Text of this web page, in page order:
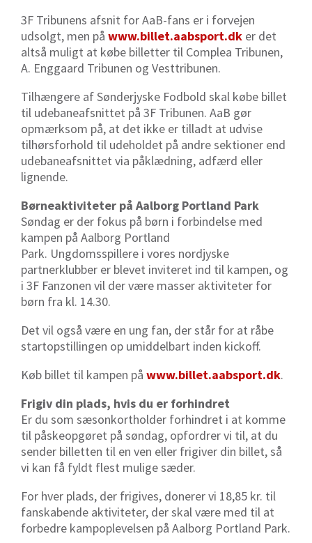
3F Tribunens afsnit for AaB-fans er i forvejen
udsolgt, men på www.billet.aabsport.dk er det
altså muligt at købe billetter til Complea Tribunen,
A. Enggaard Tribunen og Vesttribunen.
Tilhængere af Sønderjyske Fodbold skal købe billet
til udebaneafsnittet på 3F Tribunen. AaB gør
opmærksom på, at det ikke er tilladt at udvise
tilhørsforhold til udeholdet på andre sektioner end
udebaneafsnittet via påklædning, adfærd eller
lignende.
Børneaktiviteter på Aalborg Portland Park
Søndag er der fokus på børn i forbindelse med
kampen på Aalborg Portland
Park. Ungdomsspillere i vores nordjyske
partnerklubber er blevet inviteret ind til kampen, og
i 3F Fanzonen vil der være masser aktiviteter for
børn fra kl. 14.30.
Det vil også være en ung fan, der står for at råbe
startopstillingen op umiddelbart inden kickoff.
Køb billet til kampen på www.billet.aabsport.dk.
Frigiv din plads, hvis du er forhindret
Er du som sæsonkortholder forhindret i at komme
til påskeopgøret på søndag, opfordrer vi til, at du
sender billetten til en ven eller frigiver din billet, så
vi kan få fyldt flest mulige sæder.
For hver plads, der frigives, donerer vi 18,85 kr. til
fanskabende aktiviteter, der skal være med til at
forbedre kampoplevelsen på Aalborg Portland Park.